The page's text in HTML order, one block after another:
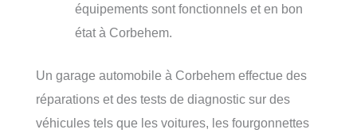
équipements sont fonctionnels et en bon
état à Corbehem.
Un garage automobile à Corbehem effectue des
réparations et des tests de diagnostic sur des
véhicules tels que les voitures, les fourgonnettes